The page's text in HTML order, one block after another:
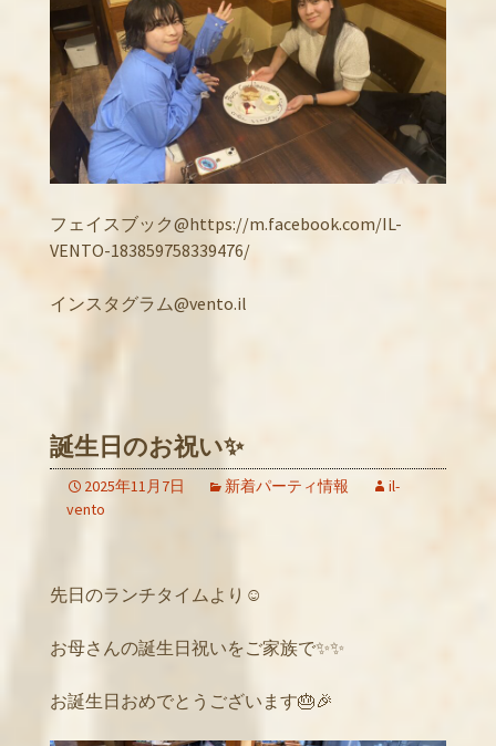
フェイスブック@https://m.facebook.com/IL-
VENTO-183859758339476/
インスタグラム@vento.il
誕生日のお祝い✨
2025年11月7日 新着パーティ情報
il-
vento
先日のランチタイムより☺️
お母さんの誕生日祝いをご家族で✨✨
お誕生日おめでとうございます🎂🎉